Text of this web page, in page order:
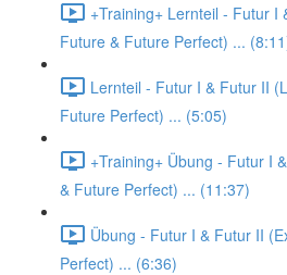
+Training+ Lernteil - Futur I
Future & Future Perfect) ...
Lernteil - Futur I & Futur II
Future Perfect) ... (5:05)
+Training+ Übung - Futur I
& Future Perfect) ... (11:37)
Übung - Futur I & Futur II
Perfect) ... (6:36)